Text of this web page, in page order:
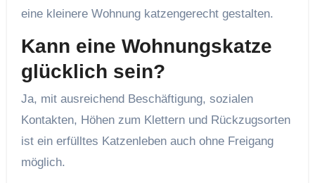
eine kleinere Wohnung katzengerecht gestalten.
Kann eine Wohnungskatze
glücklich sein?
Ja, mit ausreichend Beschäftigung, sozialen
Kontakten, Höhen zum Klettern und Rückzugsorten
ist ein erfülltes Katzenleben auch ohne Freigang
möglich.